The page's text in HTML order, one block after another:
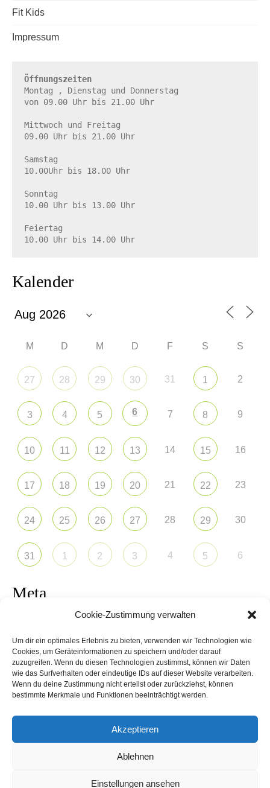
Cookie-Zustimmung verwalten
Um dir ein optimales Erlebnis zu bieten, verwenden wir Technologien wie
Cookies, um Geräteinformationen zu speichern und/oder darauf
zuzugreifen. Wenn du diesen Technologien zustimmst, können wir Daten
wie das Surfverhalten oder eindeutige IDs auf dieser Website verarbeiten.
Wenn du deine Zustimmung nicht erteilst oder zurückziehst, können
bestimmte Merkmale und Funktionen beeinträchtigt werden.
Akzeptieren
Ablehnen
Einstellungen ansehen
Fit Kids
Impressum
Öffnungszeiten
Montag , Dienstag und Donnerstag
von 09.00 Uhr bis 21.00 Uhr
Mittwoch und Freitag
09.00 Uhr bis 21.00 Uhr
Samstag
10.00Uhr bis 18.00 Uhr
Sonntag
10.00 Uhr bis 13.00 Uhr
Feiertag
10.00 Uhr bis 14.00 Uhr
Kalender
M D M D F S S
27 28 29 30 31 1 2
3 4 5 6 7 8 9
10 11 12 13 14 15 16
17 18 19 20 21 22 23
24 25 26 27 28 29 30
31 1 2 3 4 5 6
Meta
Eintrags-Feed
Kommentar-Feed
WordPress.org
Schwitzkasten Speyer - Theme by Grace Themes